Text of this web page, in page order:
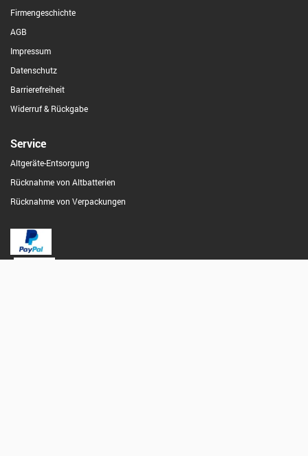
Firmengeschichte
AGB
Impressum
Datenschutz
Barrierefreiheit
Widerruf & Rückgabe
Service
Altgeräte-Entsorgung
Rücknahme von Altbatterien
Rücknahme von Verpackungen